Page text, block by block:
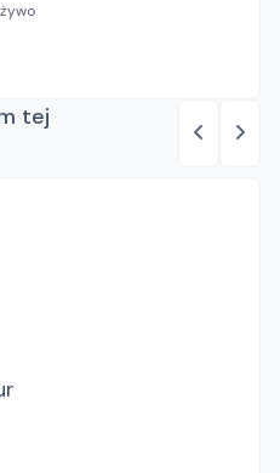
tej